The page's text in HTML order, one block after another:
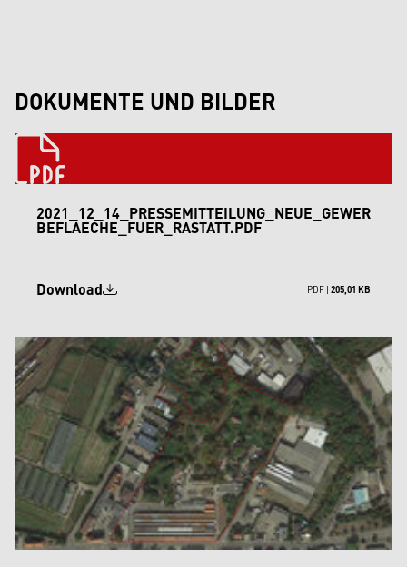
DOKUMENTE UND BILDER
2021_12_14_PRESSEMITTEILUNG_NEUE_GEWER
BEFLAECHE_FUER_RASTATT.PDF
Download PDF | 205,01 KB